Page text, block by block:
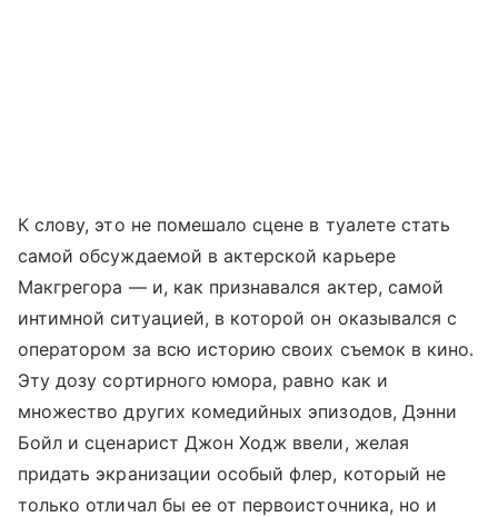
К слову, это не помешало сцене в туалете стать
самой обсуждаемой в актерской карьере
Макгрегора — и, как признавался актер, самой
интимной ситуацией, в которой он оказывался с
оператором за всю историю своих съемок в кино.
Эту дозу сортирного юмора, равно как и
множество других комедийных эпизодов, Дэнни
Бойл и сценарист Джон Ходж ввели, желая
придать экранизации особый флер, который не
только отличал бы ее от первоисточника, но и